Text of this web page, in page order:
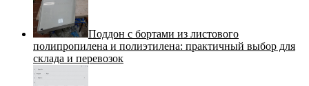
Поддон с бортами из листового
полипропилена и полиэтилена: практичный выбор для
склада и перевозок